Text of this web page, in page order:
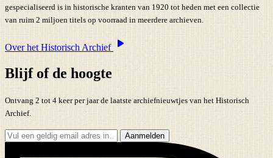
gespecialiseerd is in historische kranten van 1920 tot heden met een collectie
van ruim 2 miljoen titels op voorraad in meerdere archieven.
Over het Historisch Archief
Blijf of de hoogte
Ontvang 2 tot 4 keer per jaar de laatste archiefnieuwtjes van het Historisch
Archief.
Aanmelden